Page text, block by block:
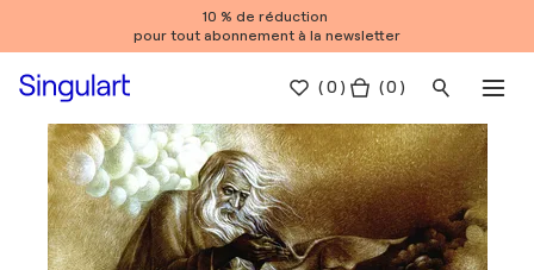
10 % de réduction
pour tout abonnement à la newsletter
(0 ) ( 0 )